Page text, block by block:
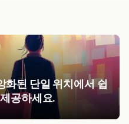
화된 단일 위치에서 쉽
공하세요.